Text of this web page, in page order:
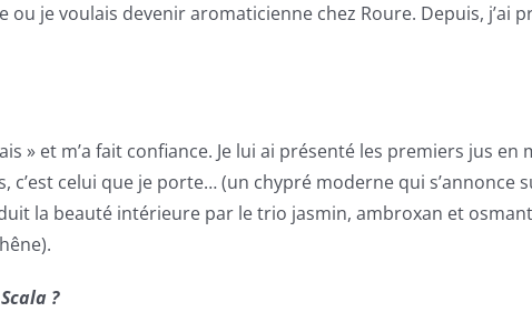
ou je voulais devenir aromaticienne chez Roure. Depuis, j’ai
» et m’a fait confiance. Je lui ai présenté les premiers jus en
c’est celui que je porte… (un chypré moderne qui s’annonce
la beauté intérieure par le trio jasmin, ambroxan et
?